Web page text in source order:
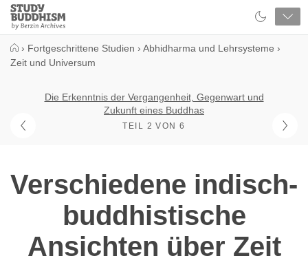
Close
Study
Buddhism
› Fortgeschrittene Studien › Abhidharma und Lehrsysteme ›
Zeit und Universum
Die Erkenntnis der Vergangenheit, Gegenwart und
Zukunft eines Buddhas
TEIL 2 VON 6
Verschiedene indisch-
buddhistische
Ansichten über Zeit